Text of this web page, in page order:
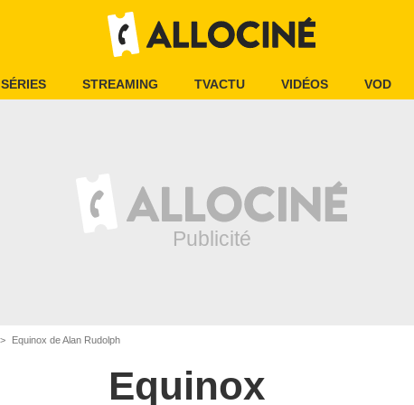
SÉRIES STREAMING TVACTU VIDÉOS VOD
Equinox de Alan Rudolph
Equinox